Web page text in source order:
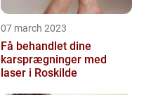
07 march 2023
Få behandlet dine
karsprægninger med
laser i Roskilde